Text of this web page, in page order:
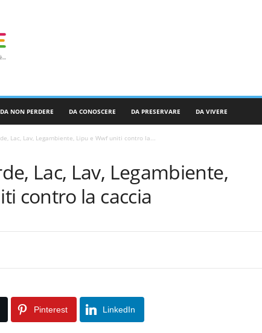
DA NON PERDERE DA CONOSCERE DA PRESERVARE DA VIVERE
Lac, Lav, Legambiente, Lipu e Wwf uniti contro la...
Lac, Lav, Legambiente,
contro la caccia
Pinterest LinkedIn